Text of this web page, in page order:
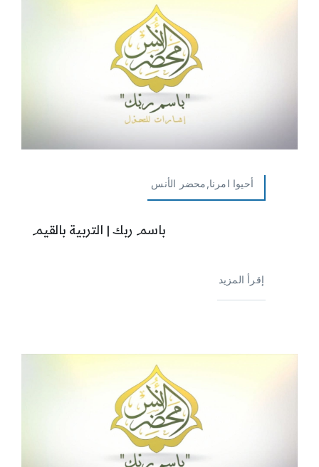
أحيوا امرنا,محضر الأنس
باسم ربك | التربية بالقيم
إقرأ المزيد